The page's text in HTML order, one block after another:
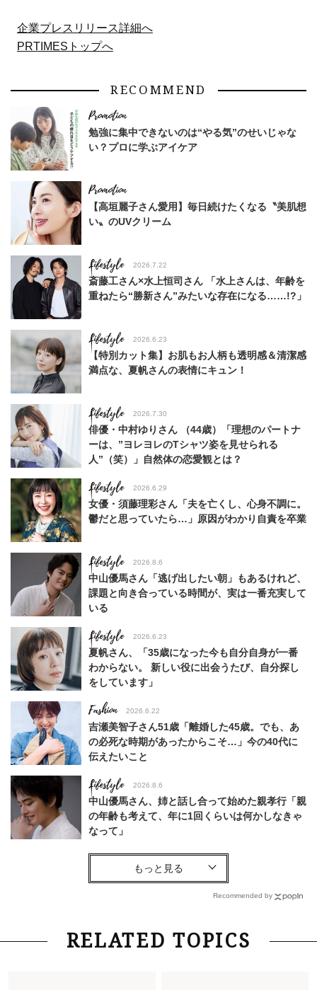
企業プレスリリース詳細へ
PRTIMESトップへ
RECOMMEND
勉強に集中できないのは“やる気”のせいじゃな
い？プロに学ぶアイケア
【高垣麗子さん愛用】毎日続けたくなる〝美肌想
い〟のUVクリーム
Lifestyle 2026.7.22
斎藤工さん×水上恒司さん 「水上さんは、年齢を
重ねたら“勝新さん”みたいな存在になる……!?」
Lifestyle 2026.6.23
【特別カット集】お肌もお人柄も透明感＆清潔感
満点な、夏帆さんの表情にキュン！
Lifestyle 2026.7.30
俳優・中村ゆりさん （44歳）「理想のパートナ
ーは、”ヨレヨレのTシャツ姿を見せられる
人”（笑）」自然体の恋愛観とは？
Lifestyle 2026.6.29
女優・須藤理彩さん「夫を亡くし、心身不調に。
鬱だと思っていたら…」原因がわかり自責を卒業
Lifestyle 2026.8.6
中山優馬さん「逃げ出したい朝」もあるけれど、
課題と向き合っている時間が、実は一番充実して
いる
Lifestyle 2026.6.23
夏帆さん、「35歳になった今も自分自身が一番
わからない。 新しい役に出会うたび、自分探し
をしています」
Fashion 2026.6.22
吉瀬美智子さん51歳「離婚した45歳。でも、あ
の必死な時期があったからこそ…」今の40代に
伝えたいこと
Lifestyle 2026.8.6
中山優馬さん、姉と話し合って始めた親孝行「親
の年齢も考えて、年に1回くらいは何かしなきゃ
なって」
Lifestyle
「お若いですね」は褒め言葉？“若い＝美しい”と
錯覚させる社会の危うさ【上野千鶴子のジェンダ
Lifestyle 2026.8.6
26年夏の【開運アクション】は”ひと拭き”習
Recommended by
RELATED TOPICS